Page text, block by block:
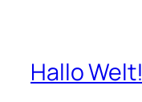
Hallo Welt!